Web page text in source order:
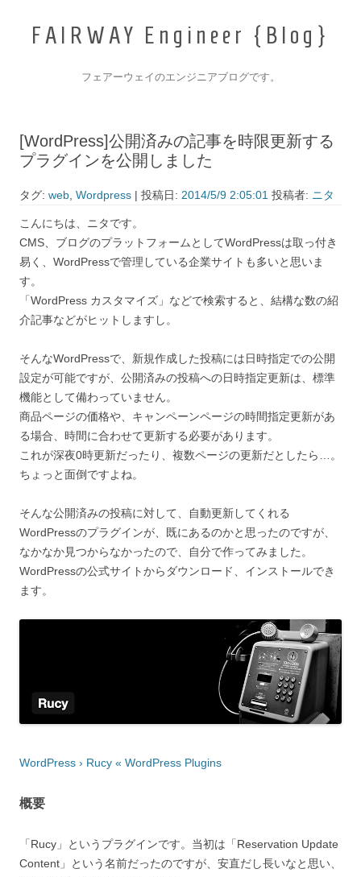
FAIRWAY Engineer {Blog}_
フェアーウェイのエンジニアブログです。
[WordPress]公開済みの記事を時限更新する
プラグインを公開しました
タグ: web Wordpress | 投稿日: 2014/5/9 2:05:01 投稿者: ニタ
こんにちは、ニタです。
CMS、ブログのプラットフォームとしてWordPressは取っ付き
易く、WordPressで管理している企業サイトも多いと思いま
す。
「WordPress カスタマイズ」などで検索すると、結構な数の紹
介記事などがヒットしますし。
そんなWordPressで、新規作成した投稿には日時指定での公開
設定が可能ですが、公開済みの投稿への日時指定更新は、標準
機能として備わっていません。
商品ページの価格や、キャンペーンページの時間指定更新があ
る場合、時間に合わせて更新する必要があります。
これが深夜0時更新だったり、複数ページの更新だとしたら…。
ちょっと面倒ですよね。
そんな公開済みの投稿に対して、自動更新してくれる
WordPressのプラグインが、既にあるのかと思ったのですが、
なかなか見つからなかったので、自分で作ってみました。
WordPressの公式サイトからダウンロード、インストールでき
ます。
WordPress › Rucy « WordPress Plugins
概要
「Rucy」というプラグインです。当初は「Reservation Update
Content」という名前だったのですが、安直だし長いなと思い、